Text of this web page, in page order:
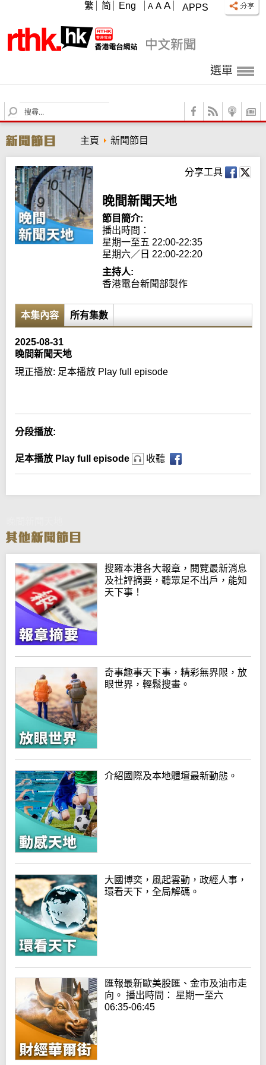
APPS
A A A
繁 简 Eng
選單
S
e
r
c
h
主頁 新聞節目
分享工具
晚間新聞天地
節目簡介:
播出時間：
星期一至五 22:00-22:35
星期六／日 22:00-22:20
主持人:
香港電台新聞部製作
本集內容 所有集數
2025-08-31
晚間新聞天地
現正播放: 足本播放 Play full episode
分段播放:
足本播放 Play full episode 收聽
搜羅本港各大報章，閱覽最新消息
及社評摘要，聽眾足不出戶，能知
天下事！
奇事趣事天下事，精彩無界限，放
眼世界，輕鬆搜畫。
介紹國際及本地體壇最新動態。
大國博奕，風起雲動，政經人事，
環看天下，全局解碼。
匯報最新歐美股匯、金市及油市走
向。 播出時間： 星期一至六
06:35-06:45